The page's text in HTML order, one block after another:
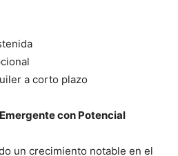
a corto plazo
con Potencial
un crecimiento notable en el